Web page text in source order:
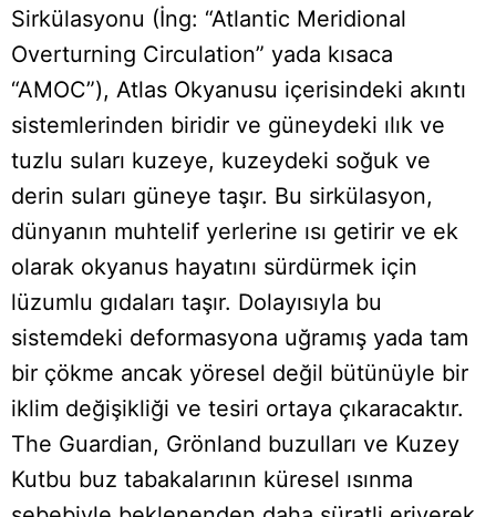
Sirkülasyonu (İng: “Atlantic Meridional
Overturning Circulation” yada kısaca
“AMOC”), Atlas Okyanusu içerisindeki akıntı
sistemlerinden biridir ve güneydeki ılık ve
tuzlu suları kuzeye, kuzeydeki soğuk ve
derin suları güneye taşır. Bu sirkülasyon,
dünyanın muhtelif yerlerine ısı getirir ve ek
olarak okyanus hayatını sürdürmek için
lüzumlu gıdaları taşır. Dolayısıyla bu
sistemdeki deformasyona uğramış yada tam
bir çökme ancak yöresel değil bütünüyle bir
iklim değişikliği ve tesiri ortaya çıkaracaktır.
The Guardian, Grönland buzulları ve Kuzey
Kutbu buz tabakalarının küresel ısınma